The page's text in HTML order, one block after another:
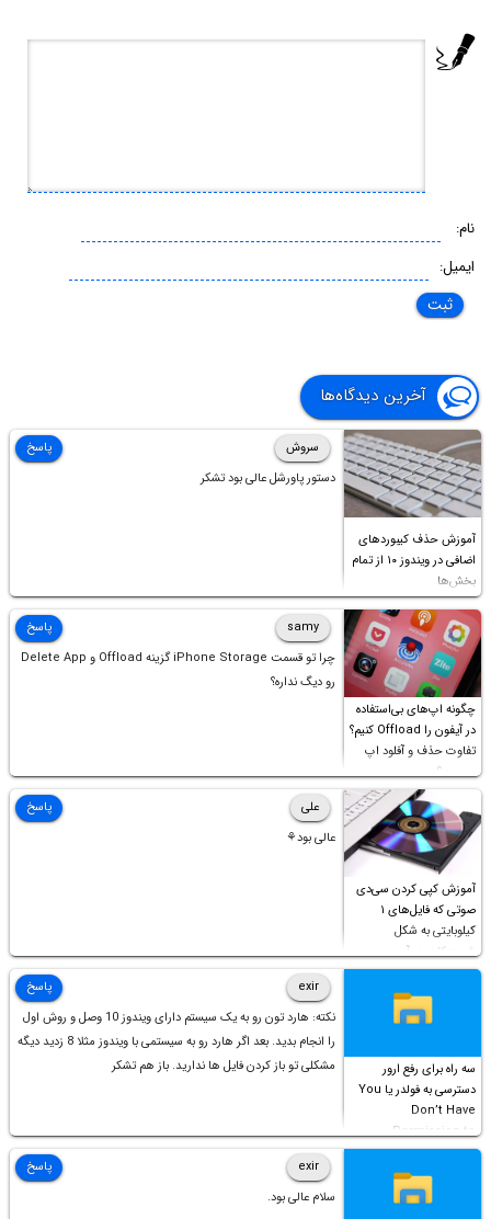
نام:
ایمیل:
آخرین دیدگاه‌ها
آموزش حذف کیبوردهای
اضافی در ویندوز ۱۰ از تمام
بخش‌ها
سروش
دستور پاورشل عالی بود تشکر
پاسخ
چگونه اپ‌های بی‌استفاده
در آیفون را Offload کنیم؟
تفاوت حذف و آفلود اپ
چیست؟
samy
چرا تو قسمت iPhone Storage گزینه Offload و Delete App
رو دیگ نداره؟
پاسخ
آموزش کپی کردن سی‌دی
صوتی که فایل‌های ۱
کیلوبایتی به شکل
شورت‌کات در آن موجود
است!
علی
عالی بود⚘
پاسخ
سه راه برای رفع ارور
دسترسی به فولدر یا You
Don’t Have
Permission to
Access this folder
exir
نکته: هارد تون رو به یک سیستم دارای ویندوز 10 وصل و روش اول
را انجام بدید. بعد اگر هارد رو به سیستمی با ویندوز مثلا 8 زدید دیگه
مشکلی تو باز کردن فایل ها ندارید. باز هم تشکر
پاسخ
exir
سلام عالی بود.
پاسخ